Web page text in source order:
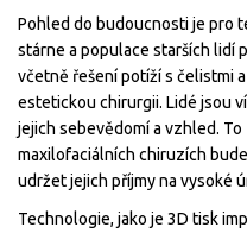
Pohled do budoucnosti je pro
stárne a populace starších lidí
včetně řešení potíží s čelistmi
estetickou chirurgii. Lidé jsou
jejich sebevědomí a vzhled.
maxilofaciálních chiruzích
udržet jejich příjmy na vysoké
Technologie, jako je 3D tisk